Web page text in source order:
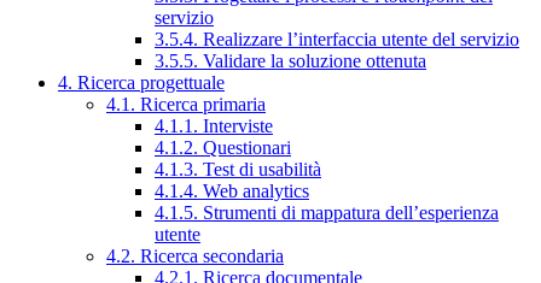
servizio
3.5.4. Realizzare l’interfaccia utente del servizio
3.5.5. Validare la soluzione ottenuta
4. Ricerca progettuale
4.1. Ricerca primaria
4.1.1. Interviste
4.1.2. Questionari
4.1.3. Test di usabilità
4.1.4. Web analytics
4.1.5. Strumenti di mappatura dell’esperienza
utente
4.2. Ricerca secondaria
4.2.1. Ricerca documentale